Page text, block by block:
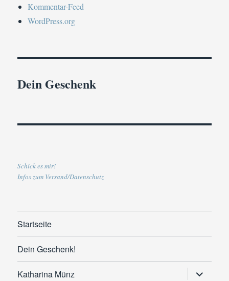
Kommentar-Feed
WordPress.org
Dein Geschenk
Schick es mir!
Infos zum Versand/Datenschutz
Startseite
Dein Geschenk!
Katharina Münz